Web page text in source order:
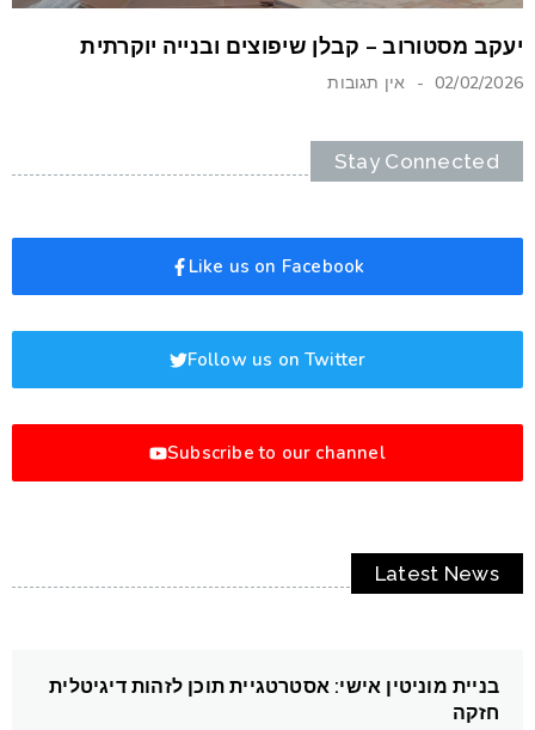
יעקב מסטורוב – קבלן שיפוצים ובנייה יוקרתית
02/02/2026 אין תגובות
Stay Connected
Like us on Facebook
Follow us on Twitter
Subscribe to our channel
Latest News
בניית מוניטין אישי: אסטרטגיית תוכן לזהות דיגיטלית
חזקה